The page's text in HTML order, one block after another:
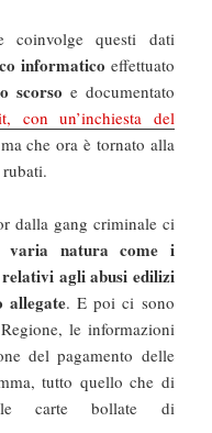
coinvolge questi dati
informatico effettuato
scorso e documentato
con un’inchiesta del
che ora è tornato alla
dalla gang criminale ci
varia natura come i
agli abusi edilizi
allegate. E poi ci sono
le informazioni
del pagamento delle
tutto quello che di
carte bollate di